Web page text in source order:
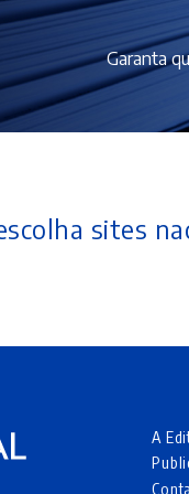
Garanta
sites
A